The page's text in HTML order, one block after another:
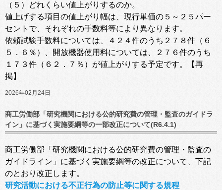
（５）どれくらい値上がりするのか。
値上げする項目の値上がり幅は、現行単価の５～２５パー
セントで、それぞれの手数料等により異なります。
依頼試験手数料については、４２４件のうち２７８件（６
５．６％）、開放機器使用料については、２７６件のうち
１７３件（６２．７％）が値上がりする予定です。【再
掲】
2026年02月24日
商工労働部「研究機関における公的研究費の管理・監査のガイドラ
イン」に基づく実施要綱等の一部改正について(R6.4.1)
商工労働部「研究機関における公的研究費の管理・監査の
ガイドライン」に基づく実施要綱等の改正について、下記
のとおり改正します。
研究活動における不正行為の防止等に関する規程